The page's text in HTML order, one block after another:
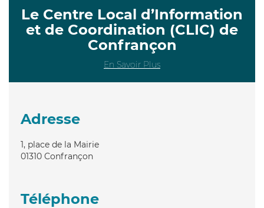
Le Centre Local d’Information
et de Coordination (CLIC) de
Confrançon
En Savoir Plus
Adresse
1, place de la Mairie
01310 Confrançon
Téléphone